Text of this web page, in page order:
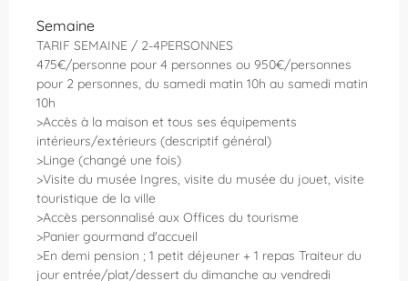
Semaine
TARIF SEMAINE / 2-4PERSONNES
475€/personne pour 4 personnes ou 950€/personnes
pour 2 personnes, du samedi matin 10h au samedi matin
10h
>Accès à la maison et tous ses équipements
intérieurs/extérieurs (descriptif général)
>Linge (changé une fois)
>Visite du musée Ingres, visite du musée du jouet, visite
touristique de la ville
>Accès personnalisé aux Offices du tourisme
>Panier gourmand d'accueil
>En demi pension ; 1 petit déjeuner + 1 repas Traiteur du
jour entrée/plat/dessert du dimanche au vendredi